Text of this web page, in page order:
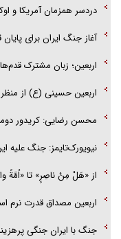
دردسر همزمان آمریکا و
آغاز جنگ ایران برای
اربعین؛ زبان مشترک قدم‌ها
اربعین حسینی (ع) از
محسن رضایی: کریدور
نیویورک‌تایمز: جنگ علیه
از «هَلْ مِنْ ناصِرٍ» تا «اُمَّةً
اربعین مصداق قدرت نرم
جنگ با ایران جنگی